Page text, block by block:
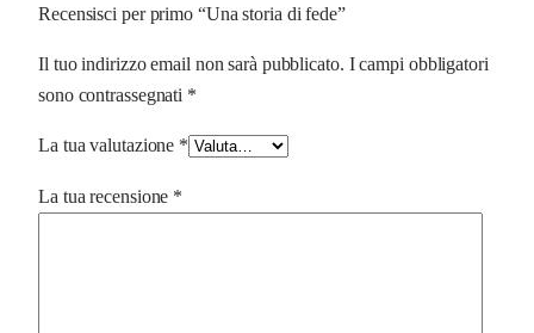
Recensisci per primo “Una storia di fede”
Il tuo indirizzo email non sarà pubblicato. I campi obbligatori
sono contrassegnati *
La tua valutazione *
La tua recensione *